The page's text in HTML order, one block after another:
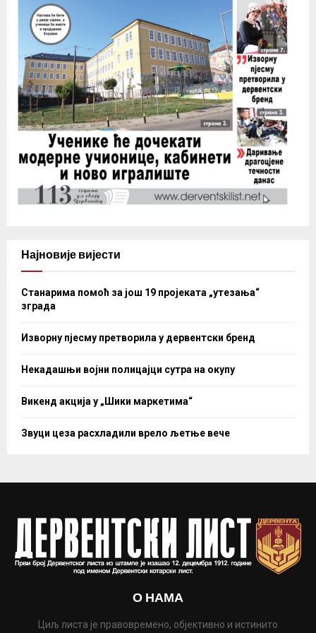
Најновије вијести
Станарима помоћ за још 19 пројеката „утезања“
зграда
Изворну пјесму претворила у дервентски бренд
Некадашњи војни полицајци сутра на окупу
Викенд акција у „Шики маркетима“
Звуци цеза расхладили врело љетње вече
О НАМА
Циљ листа је правовремено, објективно и истинито